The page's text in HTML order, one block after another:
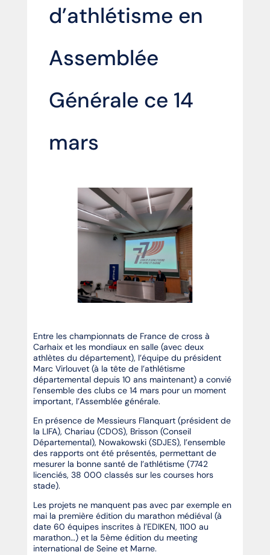
d’athlétisme en
Assemblée
Générale ce 14
mars
Entre les championnats de France de cross à
Carhaix et les mondiaux en salle (avec deux
athlètes du département), l’équipe du président
Marc Virlouvet (à la tête de l’athlétisme
départemental depuis 10 ans maintenant) a convié
l’ensemble des clubs ce 14 mars pour un moment
important, l’Assemblée générale.
En présence de Messieurs Flanquart (président de
la LIFA), Chariau (CDOS), Brisson (Conseil
Départemental), Nowakowski (SDJES), l’ensemble
des rapports ont été présentés, permettant de
mesurer la bonne santé de l’athlétisme (7742
licenciés, 38 000 classés sur les courses hors
stade).
Les projets ne manquent pas avec par exemple en
mai la première édition du marathon médiéval (à
date 60 équipes inscrites à l’EDIKEN, 1100 au
marathon…) et la 5ème édition du meeting
international de Seine et Marne.